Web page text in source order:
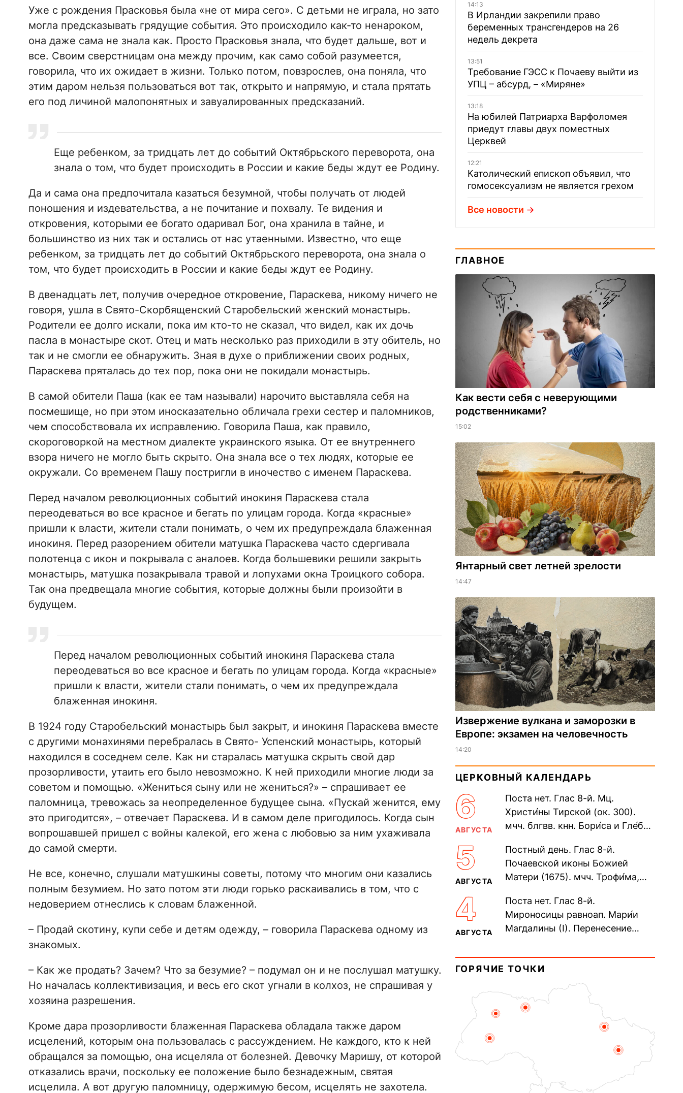
Уже с рождения Прасковья была «не от мира сего». С детьми не играла, но зато
могла предсказывать грядущие события. Это происходило как-то ненароком,
она даже сама не знала как. Просто Прасковья знала, что будет дальше, вот и
все. Своим сверстницам она между прочим, как само собой разумеется,
говорила, что их ожидает в жизни. Только потом, повзрослев, она поняла, что
этим даром нельзя пользоваться вот так, открыто и напрямую, и стала прятать
его под личиной малопонятных и завуалированных предсказаний.
Еще ребенком, за тридцать лет до событий Октябрьского переворота, она
знала о том, что будет происходить в России и какие беды ждут ее Родину.
Да и сама она предпочитала казаться безумной, чтобы получать от людей
поношения и издевательства, а не почитание и похвалу. Те видения и
откровения, которыми ее богато одаривал Бог, она хранила в тайне, и
большинство из них так и остались от нас утаенными. Известно, что еще
ребенком, за тридцать лет до событий Октябрьского переворота, она знала о
том, что будет происходить в России и какие беды ждут ее Родину.
В двенадцать лет, получив очередное откровение, Параскева, никому ничего не
говоря, ушла в Свято-Скорбященский Старобельский женский монастырь.
Родители ее долго искали, пока им кто-то не сказал, что видел, как их дочь
пасла в монастыре скот. Отец и мать несколько раз приходили в эту обитель, но
так и не смогли ее обнаружить. Зная в духе о приближении своих родных,
Параскева пряталась до тех пор, пока они не покидали монастырь.
В самой обители Паша (как ее там называли) нарочито выставляла себя на
посмешище, но при этом иносказательно обличала грехи сестер и паломников,
чем способствовала их исправлению. Говорила Паша, как правило,
скороговоркой на местном диалекте украинского языка. От ее внутреннего
взора ничего не могло быть скрыто. Она знала все о тех людях, которые ее
окружали. Со временем Пашу постригли в иночество с именем Параскева.
Перед началом революционных событий инокиня Параскева стала
переодеваться во все красное и бегать по улицам города. Когда «красные»
пришли к власти, жители стали понимать, о чем их предупреждала блаженная
инокиня. Перед разорением обители матушка Параскева часто сдергивала
полотенца с икон и покрывала с аналоев. Когда большевики решили закрыть
монастырь, матушка позакрывала травой и лопухами окна Троицкого собора.
Так она предвещала многие события, которые должны были произойти в
будущем.
Перед началом революционных событий инокиня Параскева стала
переодеваться во все красное и бегать по улицам города. Когда «красные»
пришли к власти, жители стали понимать, о чем их предупреждала
блаженная инокиня.
В 1924 году Старобельский монастырь был закрыт, и инокиня Параскева вместе
с другими монахинями перебралась в Свято- Успенский монастырь, который
находился в соседнем селе. Как ни старалась матушка скрыть свой дар
прозорливости, утаить его было невозможно. К ней приходили многие люди за
советом и помощью. «Жениться сыну или не жениться?» – спрашивает ее
паломница, тревожась за неопределенное будущее сына. «Пускай женится, ему
это пригодится», – отвечает Параскева. И в самом деле пригодилось. Когда сын
вопрошавшей пришел с войны калекой, его жена с любовью за ним ухаживала
до самой смерти.
Не все, конечно, слушали матушкины советы, потому что многим они казались
полным безумием. Но зато потом эти люди горько раскаивались в том, что с
недоверием отнеслись к словам блаженной.
– Продай скотину, купи себе и детям одежду, – говорила Параскева одному из
знакомых.
– Как же продать? Зачем? Что за безумие? – подумал он и не послушал матушку.
Но началась коллективизация, и весь его скот угнали в колхоз, не спрашивая у
хозяина разрешения.
Кроме дара прозорливости блаженная Параскева обладала также даром
исцелений, которым она пользовалась с рассуждением. Не каждого, кто к ней
обращался за помощью, она исцеляла от болезней. Девочку Маришу, от которой
отказались врачи, поскольку ее положение было безнадежным, святая
исцелила. А вот другую паломницу, одержимую бесом, исцелять не захотела.
14:13
В Ирландии закрепили право
беременных трансгендеров на 26
недель декрета
13:51
Требование ГЭСС к Почаеву выйти из
УПЦ – абсурд, – «Миряне»
13:18
На юбилей Патриарха Варфоломея
приедут главы двух поместных
Церквей
12:21
Католический епископ объявил, что
гомосексуализм не является грехом
Все новости
ГЛАВНОЕ
Как вести себя с неверующими
родственниками?
15:02
Янтарный свет летней зрелости
14:47
Извержение вулкана и заморозки в
Европе: экзамен на человечность
14:20
ЦЕРКОВНЫЙ КАЛЕНДАРЬ
6
АВГУСТА
Поста нет. Глас 8-й. Мц.
Христи́ны Тирской (ок. 300).
мчч. блгвв. кнн. Бори́са и Гле́ба,
Дави́да (1015). Прп....
5
АВГУСТА
Постный день. Глас 8-й.
Почаевской иконы Божией
Матери (1675). мчч. Трофи́ма,
мучеников (284–305). прав.
воина Фео́дора...
4
АВГУСТА
Поста нет. Глас 8-й.
Мироносицы равноап. Мари́и
Магдалины (I). Перенесение
Синопского (403–404). Прп.
Корни́лия...
ГОРЯЧИЕ ТОЧКИ